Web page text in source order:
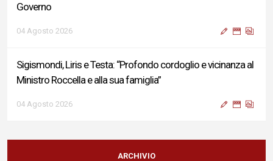
Governo
04 Agosto 2026
Sigismondi, Liris e Testa: “Profondo cordoglio e vicinanza al
Ministro Roccella e alla sua famiglia”
04 Agosto 2026
Terminal bus "Lorenzo Natali": modifiche temporanee alla
viabilità per il completamento dei lavori di riqualificazione
ARCHIVIO